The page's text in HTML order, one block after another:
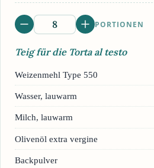
PORTIONEN
Teig für die Torta al testo
Weizenmehl Type 550
Wasser, lauwarm
Milch, lauwarm
Olivenöl extra vergine
Backpulver